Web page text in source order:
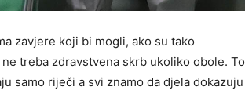
zavjere koji bi mogli, ako su tako
treba zdravstvena skrb ukoliko obole. To
samo riječi a svi znamo da djela dokazuju